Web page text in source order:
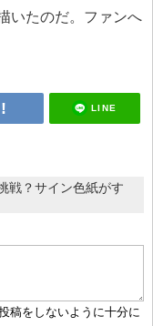
いたのだ。ファンへ
LINE
戦？サイン色紙がす